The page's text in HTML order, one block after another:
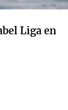
Liga en